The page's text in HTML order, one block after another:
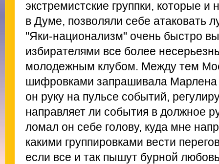
экстремистские группки, которые
в Думе, позволяли себе атаковать
"Яки-национализм" очень быстро
избирателями все более
молодежным клубом. Между тем
шифровками запрашивала
он руку на пульсе событий,
направляет ли события в должное
ломал он себе голову, куда мне
какими группировками вести
если все и так пышут бурной